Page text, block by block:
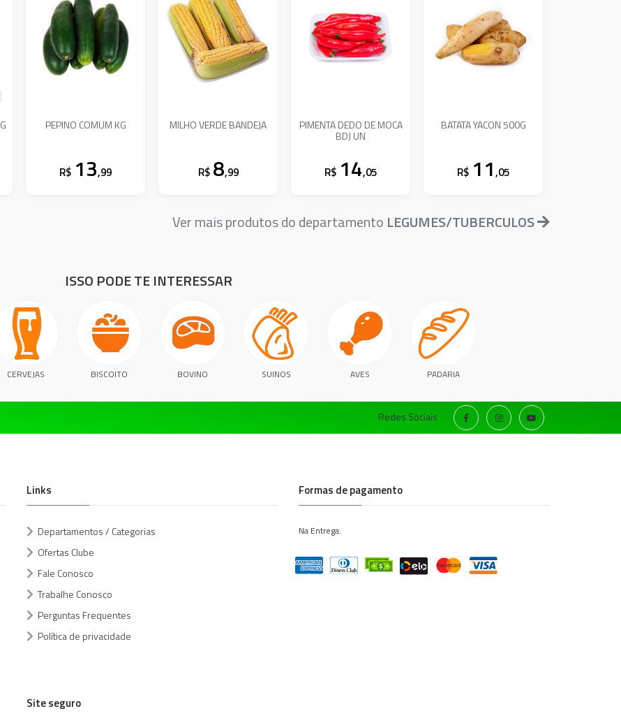
PEPINO COMUM KG
R$ 13,99
MILHO VERDE BANDEJA
R$ 8,99
PIMENTA DEDO DE MOCA
BDJ UN
R$ 14,05
BATATA YACON 500G
R$ 11,05
Ver mais produtos do departamento LEGUMES/TUBERCULOS
ISSO PODE TE INTERESSAR
CERVEJAS BISCOITO BOVINO SUINOS AVES PADARIA
Redes Sociais
Links
Departamentos / Categorias
Ofertas Clube
Fale Conosco
Trabalhe Conosco
Perguntas Frequentes
Política de privacidade
Formas de pagamento
Na Entrega:
Site seguro